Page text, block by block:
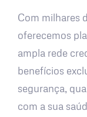
Com milhares
oferecemos
ampla rede
benefícios
segurança,
com a sua